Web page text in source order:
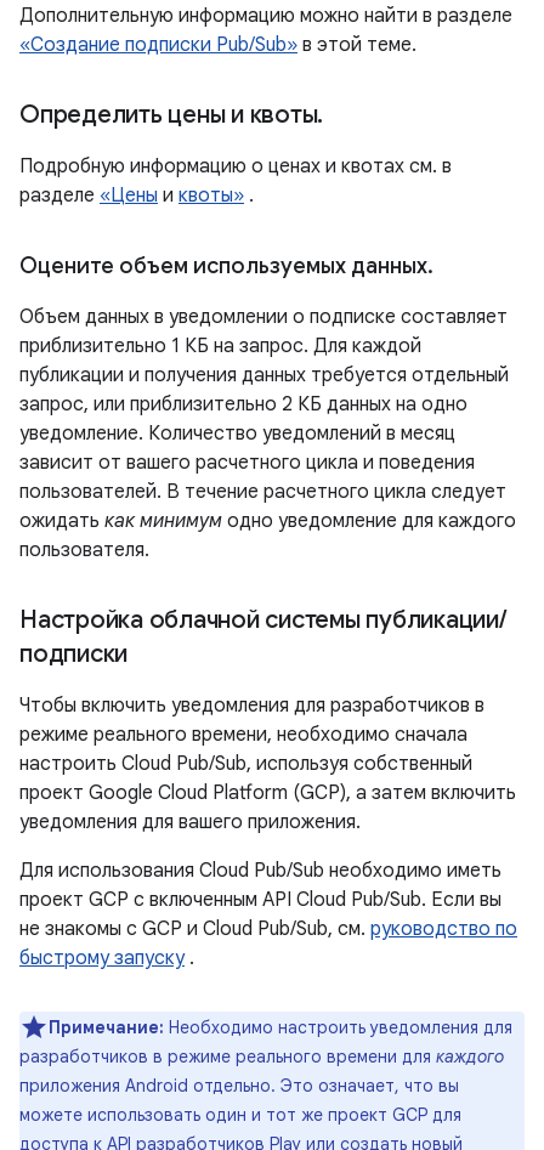
Дополнительную информацию можно найти в разделе
«Создание подписки Pub/Sub» в этой теме.
Определить цены и квоты.
Подробную информацию о ценах и квотах см. в
разделе «Цены и квоты» .
Оцените объем используемых данных.
Объем данных в уведомлении о подписке составляет
приблизительно 1 КБ на запрос. Для каждой
публикации и получения данных требуется отдельный
запрос, или приблизительно 2 КБ данных на одно
уведомление. Количество уведомлений в месяц
зависит от вашего расчетного цикла и поведения
пользователей. В течение расчетного цикла следует
ожидать как минимум одно уведомление для каждого
пользователя.
Настройка облачной системы публикации/
подписки
Чтобы включить уведомления для разработчиков в
режиме реального времени, необходимо сначала
настроить Cloud Pub/Sub, используя собственный
проект Google Cloud Platform (GCP), а затем включить
уведомления для вашего приложения.
Для использования Cloud Pub/Sub необходимо иметь
проект GCP с включенным API Cloud Pub/Sub. Если вы
не знакомы с GCP и Cloud Pub/Sub, см. руководство по
быстрому запуску.
Примечание: Необходимо настроить уведомления для
разработчиков в режиме реального времени для каждого
приложения Android отдельно. Это означает, что вы
можете использовать один и тот же проект GCP для
доступа к API разработчиков Play или создать новый